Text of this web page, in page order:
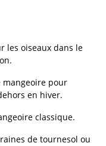
les oiseaux dans le
mangeoire pour
en hiver.
classique.
de tournesol ou